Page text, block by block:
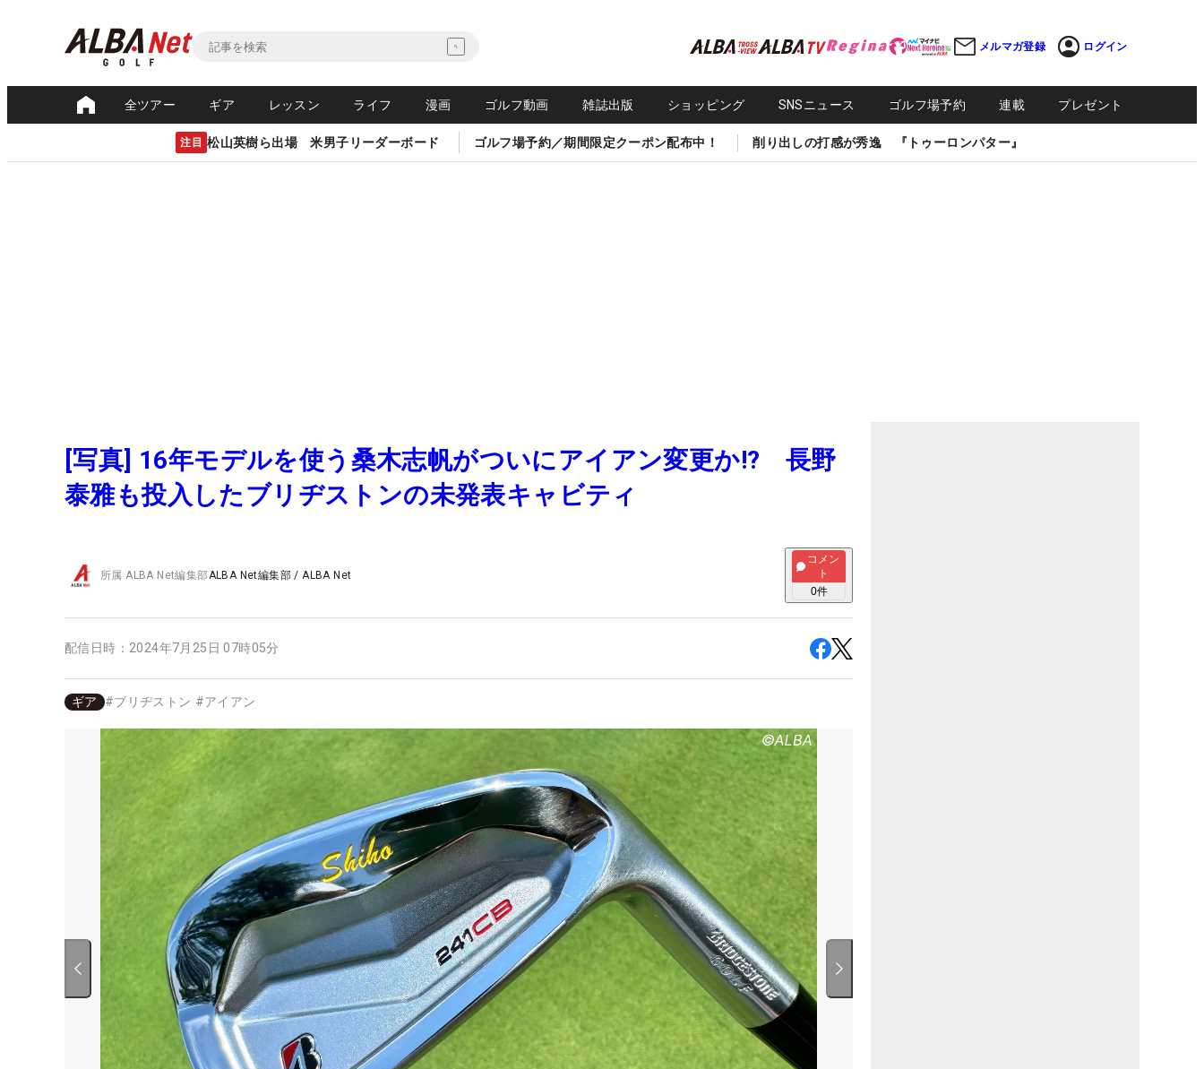
メルマガ登録 ログイン
全ツアー ギア レッスン ライフ 漫画 ゴルフ動画 雑誌出版 ショッピング SNSニュース ゴルフ場予約 連載 プレゼント
注目 松山英樹ら出場 米男子リーダーボード ゴルフ場予約／期間限定クーポン配布中！ 削り出しの打感が秀逸 『トゥーロンパター』
[写真] 16年モデルを使う桑木志帆がついにアイアン変更か!? 長野
泰雅も投入したブリヂストンの未発表キャビティ
所属ALBA Net編集部ALBA Net編集部 /ALBA Net
コメン
ト
0件
配信日時： 2024年7月25日 07時05分
ギア #ブリヂストン #アイアン